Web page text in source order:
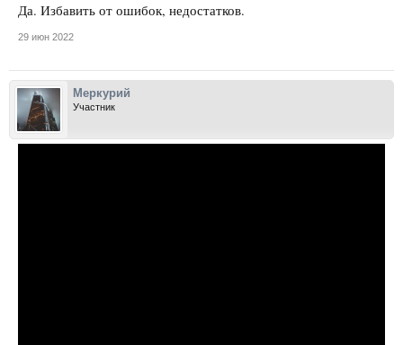
Да. Избавить от ошибок, недостатков.
29 июн 2022
Меркурий
Участник